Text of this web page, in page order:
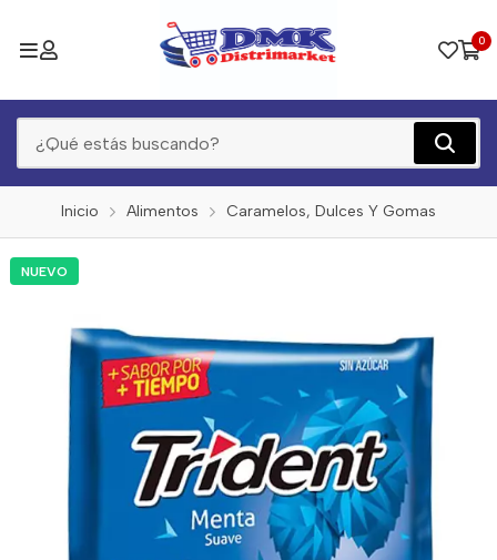
0
Inicio Alimentos Caramelos, Dulces Y Gomas
NUEVO